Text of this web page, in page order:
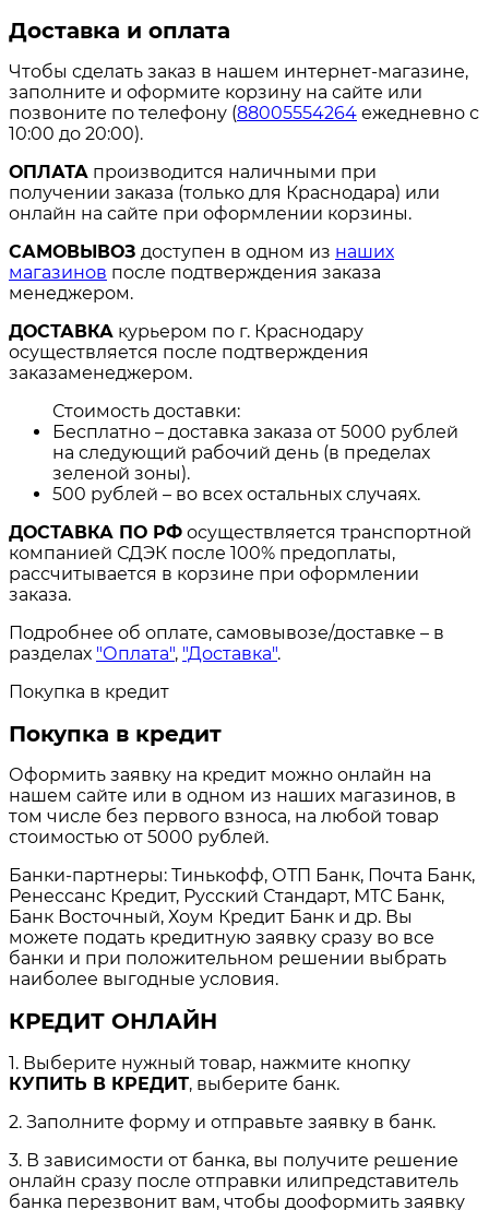
Доставка и оплата
Чтобы сделать заказ в нашем интернет-магазине,
заполните и оформите корзину на сайте или
позвоните по телефону (88005554264 ежедневно с
10:00 до 20:00).
ОПЛАТА производится наличными при
получении заказа (только для Краснодара) или
онлайн на сайте при оформлении корзины.
САМОВЫВОЗ доступен в одном из наших
магазинов после подтверждения заказа
менеджером.
ДОСТАВКА курьером по г. Краснодару
осуществляется после подтверждения
заказаменеджером.
Стоимость доставки:
Бесплатно – доставка заказа от 5000 рублей
на следующий рабочий день (в пределах
зеленой зоны).
500 рублей – во всех остальных случаях.
ДОСТАВКА ПО РФ осуществляется транспортной
компанией СДЭК после 100% предоплаты,
рассчитывается в корзине при оформлении
заказа.
Подробнее об оплате, самовывозе/доставке – в
разделах "Оплата", "Доставка".
Покупка в кредит
Покупка в кредит
Оформить заявку на кредит можно онлайн на
нашем сайте или в одном из наших магазинов, в
том числе без первого взноса, на любой товар
стоимостью от 5000 рублей.
Банки-партнеры: Тинькофф, ОТП Банк, Почта Банк,
Ренессанс Кредит, Русский Стандарт, МТС Банк,
Банк Восточный, Хоум Кредит Банк и др. Вы
можете подать кредитную заявку сразу во все
банки и при положительном решении выбрать
наиболее выгодные условия.
КРЕДИТ ОНЛАЙН
1. Выберите нужный товар, нажмите кнопку
КУПИТЬ В КРЕДИТ, выберите банк.
2. Заполните форму и отправьте заявку в банк.
3. В зависимости от банка, вы получите решение
онлайн сразу после отправки илипредставитель
банка перезвонит вам, чтобы дооформить заявку